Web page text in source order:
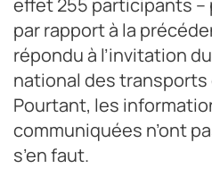
effet 255 participants –
par rapport à la
répondu à l’invitation
national des transports
Pourtant, les
communiquées n’ont
s’en faut.